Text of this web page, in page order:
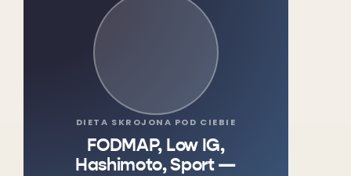
DIETA SKROJONA POD CIEBIE
FODMAP, Low IG,
Hashimoto, Sport —